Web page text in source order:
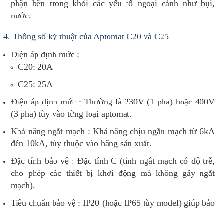
phận bên trong khỏi các yếu tố ngoại cảnh như bụi,
nước.
4. Thông số kỹ thuật của Aptomat C20 và C25
Điện áp định mức :
C20: 20A
C25: 25A
Điện áp định mức : Thường là 230V (1 pha) hoặc 400V
(3 pha) tùy vào từng loại aptomat.
Khả năng ngắt mạch : Khả năng chịu ngắn mạch từ 6kA
đến 10kA, tùy thuộc vào hãng sản xuất.
Đặc tính bảo vệ : Đặc tính C (tính ngắt mạch có độ trễ,
cho phép các thiết bị khởi động mà không gây ngắt
mạch).
Tiêu chuẩn bảo vệ : IP20 (hoặc IP65 tùy model) giúp bảo